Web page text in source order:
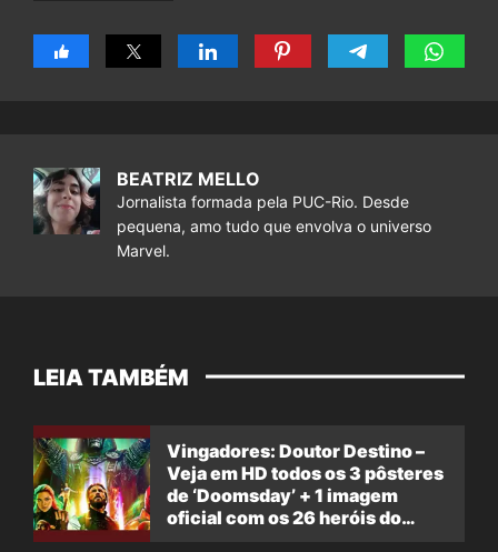
BEATRIZ MELLO
Jornalista formada pela PUC-Rio. Desde
pequena, amo tudo que envolva o universo
Marvel.
LEIA TAMBÉM
Vingadores: Doutor Destino –
Veja em HD todos os 3 pôsteres
de ‘Doomsday’ + 1 imagem
oficial com os 26 heróis do